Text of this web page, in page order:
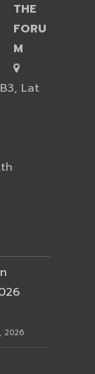
THE
FORU
M
Lat
2026